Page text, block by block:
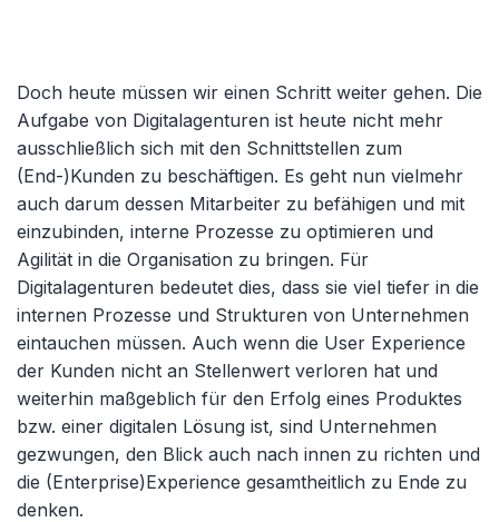
Doch heute müssen wir einen Schritt weiter gehen. Die
Aufgabe von Digitalagenturen ist heute nicht mehr
ausschließlich sich mit den Schnittstellen zum
(End-)Kunden zu beschäftigen. Es geht nun vielmehr
auch darum dessen Mitarbeiter zu befähigen und mit
einzubinden, interne Prozesse zu optimieren und
Agilität in die Organisation zu bringen. Für
Digitalagenturen bedeutet dies, dass sie viel tiefer in die
internen Prozesse und Strukturen von Unternehmen
eintauchen müssen. Auch wenn die User Experience
der Kunden nicht an Stellenwert verloren hat und
weiterhin maßgeblich für den Erfolg eines Produktes
bzw. einer digitalen Lösung ist, sind Unternehmen
gezwungen, den Blick auch nach innen zu richten und
die (Enterprise)Experience gesamtheitlich zu Ende zu
denken.